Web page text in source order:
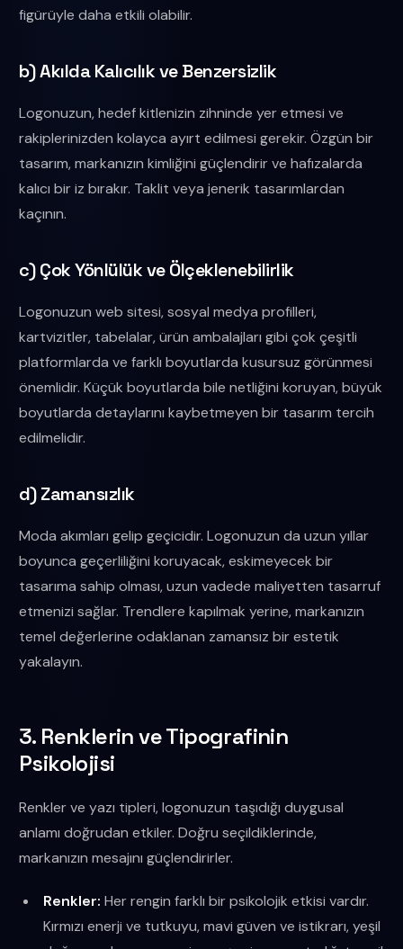
figürüyle daha etkili olabilir.
b) Akılda Kalıcılık ve Benzersizlik
Logonuzun, hedef kitlenizin zihninde yer etmesi ve
rakiplerinizden kolayca ayırt edilmesi gerekir. Özgün bir
tasarım, markanızın kimliğini güçlendirir ve hafızalarda
kalıcı bir iz bırakır. Taklit veya jenerik tasarımlardan
kaçının.
c) Çok Yönlülük ve Ölçeklenebilirlik
Logonuzun web sitesi, sosyal medya profilleri,
kartvizitler, tabelalar, ürün ambalajları gibi çok çeşitli
platformlarda ve farklı boyutlarda kusursuz görünmesi
önemlidir. Küçük boyutlarda bile netliğini koruyan, büyük
boyutlarda detaylarını kaybetmeyen bir tasarım tercih
edilmelidir.
d) Zamansızlık
Moda akımları gelip geçicidir. Logonuzun da uzun yıllar
boyunca geçerliliğini koruyacak, eskimeyecek bir
tasarıma sahip olması, uzun vadede maliyetten tasarruf
etmenizi sağlar. Trendlere kapılmak yerine, markanızın
temel değerlerine odaklanan zamansız bir estetik
yakalayın.
3. Renklerin ve Tipografinin
Psikolojisi
Renkler ve yazı tipleri, logonuzun taşıdığı duygusal
anlamı doğrudan etkiler. Doğru seçildiklerinde,
markanızın mesajını güçlendirirler.
Renkler: Her rengin farklı bir psikolojik etkisi vardır.
Kırmızı enerji ve tutkuyu, mavi güven ve istikrarı, yeşil